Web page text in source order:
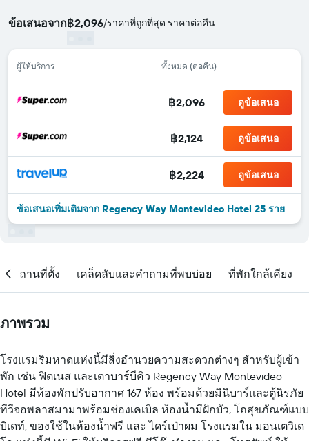
ข้อเสนอจาก฿2,096/ราคาที่ถูกที่สุด ราคาต่อคืน
ผู้ให้บริการ ทั้งหมด (ต่อคืน)
฿2,096 ดูข้อเสนอ
฿2,124 ดูข้อเสนอ
฿2,224 ดูข้อเสนอ
ข้อเสนอเพิ่มเติมจาก Regency Way Montevideo Hotel 25 รายการ
สถานที่ตั้ง เคล็ดลับและคำถามที่พบบ่อย ที่พักใกล้เคียง
ภาพรวม
โรงแรมริมหาดแห่งนี้มีสิ่งอำนวยความสะดวกต่างๆ สำหรับผู้เข้า
พัก เช่น ฟิตเนส และเตาบาร์บีคิว Regency Way Montevideo
Hotel มีห้องพักปรับอากาศ 167 ห้อง พร้อมด้วยมินิบาร์และตู้นิรภัย
ทีวีจอพลาสมามาพร้อมช่องเคเบิล ห้องน้ำมีฝักบัว, โถสุขภัณฑ์แบบ
บิเดท์, ของใช้ในห้องน้ำฟรี และ ไดร์เป่าผม โรงแรมใน มอนเตวิเด